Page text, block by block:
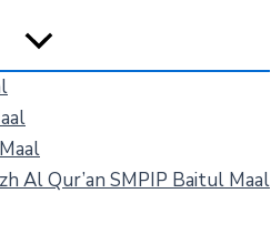
Al Qur’an SMPIP Baitul Maal